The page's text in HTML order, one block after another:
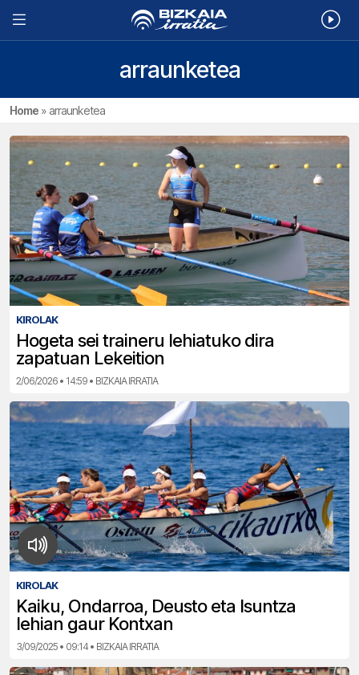
arraunketea
Home » arraunketea
KIROLAK
Hogeta sei traineru lehiatuko dira
zapatuan Lekeition
2/06/2026 • 14:59 • BIZKAIA IRRATIA
KIROLAK
Kaiku, Ondarroa, Deusto eta Isuntza
lehian gaur Kontxan
3/09/2025 • 09:14 • BIZKAIA IRRATIA